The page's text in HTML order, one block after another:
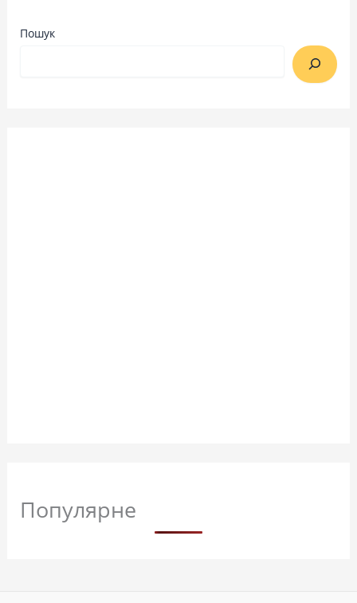
Пошук
Популярне